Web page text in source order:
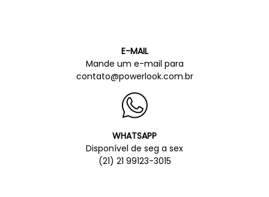
E-MAIL
Mande um e-mail para
contato@powerlook.com.br
WHATSAPP
Disponível de seg a sex
(21) 21 99123-3015